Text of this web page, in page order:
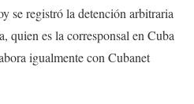
se registró la detención arbitraria
quien es la corresponsal en Cuba
igualmente con Cubanet